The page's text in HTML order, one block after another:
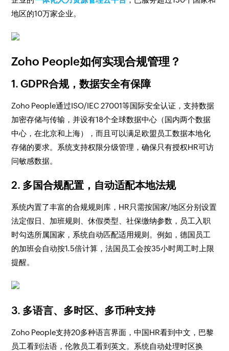
地区的10万家企业。
Zoho People如何实现合规管理？
1.GDPR合规，数据安全有保障
Zoho People通过ISO/IEC 27001等国际安全认证，支持数据
加密存储与传输，并设有18个全球数据中心（国内两个数据
中心，在北京和上海），而且可以满足欧盟员工数据本地化
存储的要求。系统支持权限分级管理，确保只有授权HR可访
问敏感数据。
2. 多国合规配置，自动适配本地法规
系统内置了丰富的合规规则库，HR只需按国家/地区分别设置
法定假日、加班规则、休假类型、社保缴纳参数，员工入职
时勾选所属国家，系统自动匹配适用规则。例如，德国员工
的加班会自动按1.5倍计算，法国员工会按35小时周工时上限
提醒。
3. 多语言、多时区、多币种支持
Zoho People支持20多种语言界面，中国HR看到中文，巴黎
员工看到法语，伦敦员工看到英文。系统自动处理时区换